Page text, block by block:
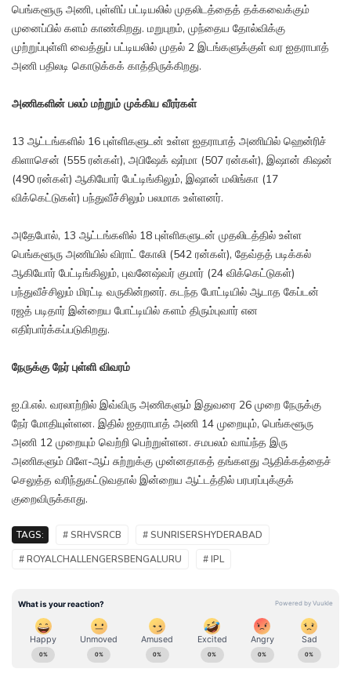
பெங்களூரு அணி, புள்ளிப் பட்டியலில் முதலிடத்தைத் தக்கவைக்கும்
முனைப்பில் களம் காண்கிறது. மறுபுறம், முந்தைய தோல்விக்கு
முற்றுப்புள்ளி வைத்துப் பட்டியலில் முதல் 2 இடங்களுக்குள் வர ஐதராபாத்
அணி பதிலடி கொடுக்கக் காத்திருக்கிறது.
அணிகளின் பலம் மற்றும் முக்கிய வீரர்கள்
13 ஆட்டங்களில் 16 புள்ளிகளுடன் உள்ள ஐதராபாத் அணியில் ஹென்ரிச்
கிளாசென் (555 ரன்கள்), அபிஷேக் ஷர்மா (507 ரன்கள்), இஷான் கிஷன்
(490 ரன்கள்) ஆகியோர் பேட்டிங்கிலும், இஷான் மலிங்கா (17
விக்கெட்டுகள்) பந்துவீச்சிலும் பலமாக உள்ளனர்.
அதேபோல், 13 ஆட்டங்களில் 18 புள்ளிகளுடன் முதலிடத்தில் உள்ள
பெங்களூரு அணியில் விராட் கோலி (542 ரன்கள்), தேவ்தத் படிக்கல்
ஆகியோர் பேட்டிங்கிலும், புவனேஷ்வர் குமார் (24 விக்கெட்டுகள்)
பந்துவீச்சிலும் மிரட்டி வருகின்றனர். கடந்த போட்டியில் ஆடாத கேப்டன்
ரஜத் படிதார் இன்றைய போட்டியில் களம் திரும்புவார் என
எதிர்பார்க்கப்படுகிறது.
நேருக்கு நேர் புள்ளி விவரம்
ஐ.பி.எல். வரலாற்றில் இவ்விரு அணிகளும் இதுவரை 26 முறை நேருக்கு
நேர் மோதியுள்ளன. இதில் ஐதராபாத் அணி 14 முறையும், பெங்களூரு
அணி 12 முறையும் வெற்றி பெற்றுள்ளன. சமபலம் வாய்ந்த இரு
அணிகளும் பிளே-ஆப் சுற்றுக்கு முன்னதாகத் தங்களது ஆதிக்கத்தைச்
செலுத்த வரிந்துகட்டுவதால் இன்றைய ஆட்டத்தில் பரபரப்புக்குக்
குறைவிருக்காது.
TAGS: # SRHVSRCB
# SUNRISERSHYDERABAD
# ROYALCHALLENGERSBENGALURU
# IPL